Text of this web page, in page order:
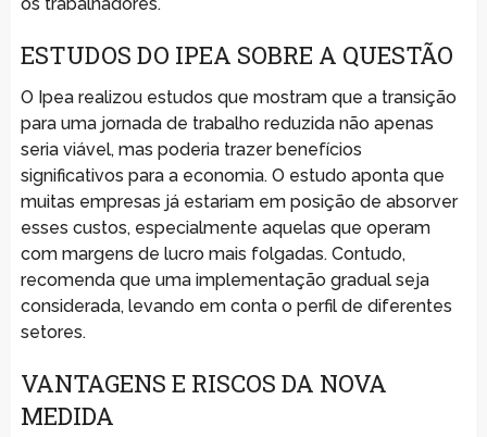
ESTUDOS DO IPEA SOBRE A QUESTÃO
O Ipea realizou estudos que mostram que a transição
para uma jornada de trabalho reduzida não apenas
seria viável, mas poderia trazer benefícios
significativos para a economia. O estudo aponta que
muitas empresas já estariam em posição de absorver
esses custos, especialmente aquelas que operam
com margens de lucro mais folgadas. Contudo,
recomenda que uma implementação gradual seja
considerada, levando em conta o perfil de diferentes
setores.
VANTAGENS E RISCOS DA NOVA
MEDIDA